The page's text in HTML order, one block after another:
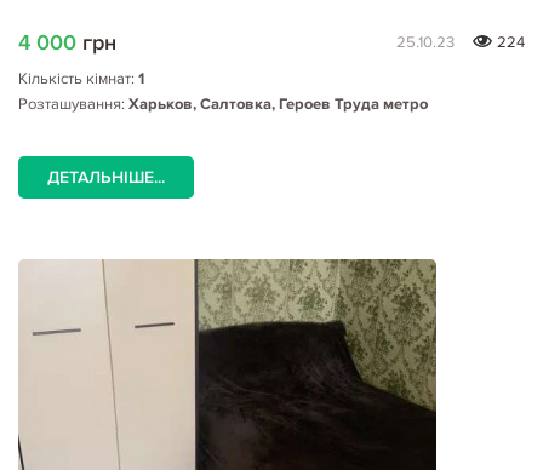
4 000 грн 25.10.23
224
Кількість кімнат: 1
Розташування: Харьков, Салтовка, Героев Труда метро
ДЕТАЛЬНІШЕ...